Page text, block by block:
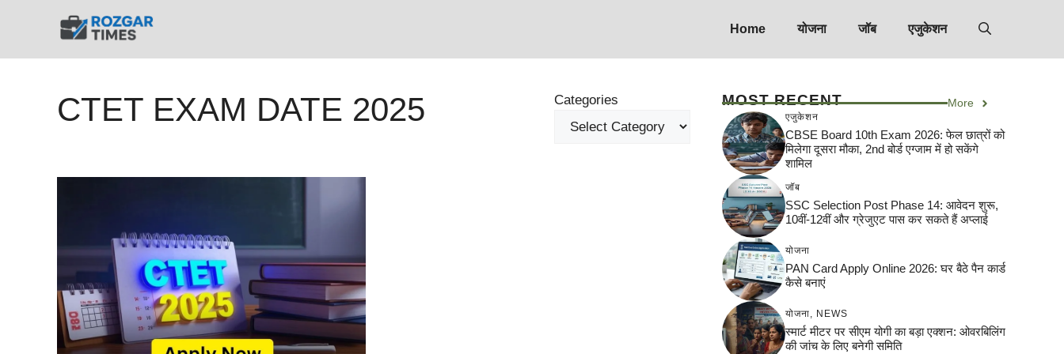
Home योजना जॉब एजुकेशन
CTET EXAM DATE 2025 Categories MOST RECENT More
एजुकेशन
CBSE Board 10th Exam 2026: फेल छात्रों को
मिलेगा दूसरा मौका, 2nd बोर्ड एग्जाम में हो सकेंगे
शामिल
जॉब
SSC Selection Post Phase 14: आवेदन शुरू,
10वीं-12वीं और ग्रेजुएट पास कर सकते हैं अप्लाई
योजना
PAN Card Apply Online 2026: घर बैठे पैन कार्ड
कैसे बनाएं
योजना NEWS
स्मार्ट मीटर पर सीएम योगी का बड़ा एक्शन: ओवरबिलिंग
की जांच के लिए बनेगी समिति